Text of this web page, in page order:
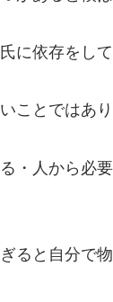
に依存をして
ことではあり
・人から必
ると自分で